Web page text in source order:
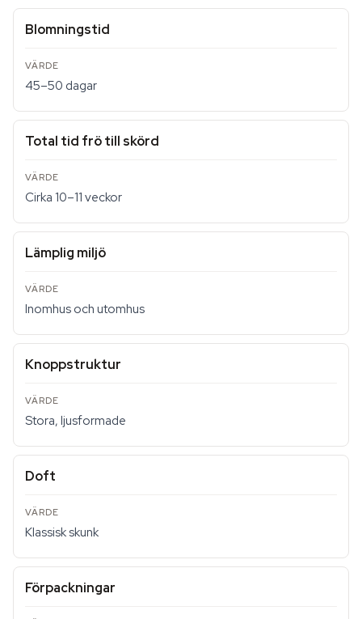
Blomningstid
45–50 dagar
Total tid frö till skörd
Cirka 10–11 veckor
Lämplig miljö
Inomhus och utomhus
Knoppstruktur
Stora, ljusformade
Doft
Klassisk skunk
Förpackningar